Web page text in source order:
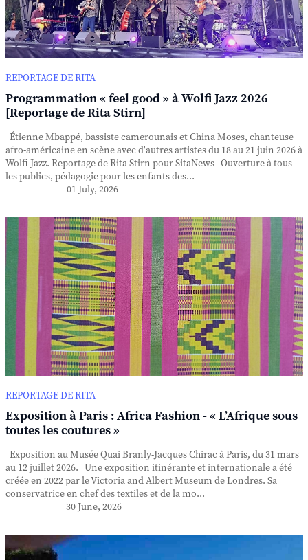
REPORTAGE DE RITA
Programmation « feel good » à Wolfi Jazz 2026
[Reportage de Rita Stirn]
Étienne Mbappé, bassiste camerounais et China Moses, chanteuse
afro-américaine en scène avec d'autres artistes du 18 au 21 juin 2026 à
Wolfi Jazz. Reportage de Rita Stirn pour SitaNews Ouverture à tous
les publics, pédagogie pour les enfants des...
01 July, 2026
REPORTAGE DE RITA
Exposition à Paris : Africa Fashion - « L’Afrique sous
toutes les coutures »
Exposition au Musée Quai Branly-Jacques Chirac à Paris, du 31 mars
au 12 juillet 2026. Une exposition itinérante et internationale a été
créée en 2022 par le Victoria and Albert Museum de Londres. Sa
conservatrice en chef des textiles et de la mo...
30 June, 2026